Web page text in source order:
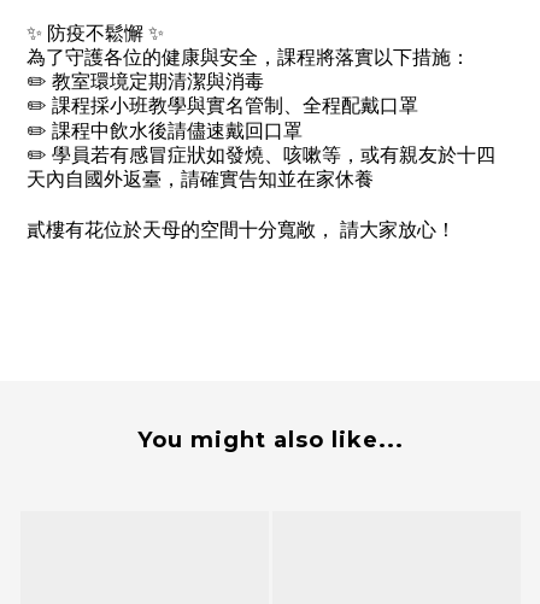
✨ 防疫不鬆懈 ✨
為了守護各位的健康與安全，課程將落實以下措施：
✏️ 教室環境定期清潔與消毒
✏️ 課程採小班教學與實名管制、 全程配戴口罩
✏️ 課程中飲水後請儘速戴回口罩
✏️ 學員若有感冒症狀如發燒、咳嗽等，或有親友於十四
天內自國外返臺，請確實告知並在家休養
貳樓有花位於天母的空間十分寬敞， 請大家放心！
You might also like...